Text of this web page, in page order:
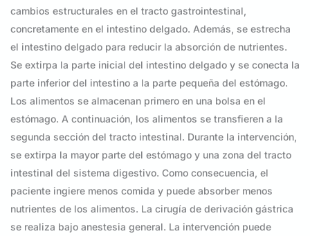
cambios estructurales en el tracto gastrointestinal,
concretamente en el intestino delgado. Además, se estrecha
el intestino delgado para reducir la absorción de nutrientes.
Se extirpa la parte inicial del intestino delgado y se conecta la
parte inferior del intestino a la parte pequeña del estómago.
Los alimentos se almacenan primero en una bolsa en el
estómago. A continuación, los alimentos se transfieren a la
segunda sección del tracto intestinal. Durante la intervención,
se extirpa la mayor parte del estómago y una zona del tracto
intestinal del sistema digestivo. Como consecuencia, el
paciente ingiere menos comida y puede absorber menos
nutrientes de los alimentos. La cirugía de derivación gástrica
se realiza bajo anestesia general. La intervención puede